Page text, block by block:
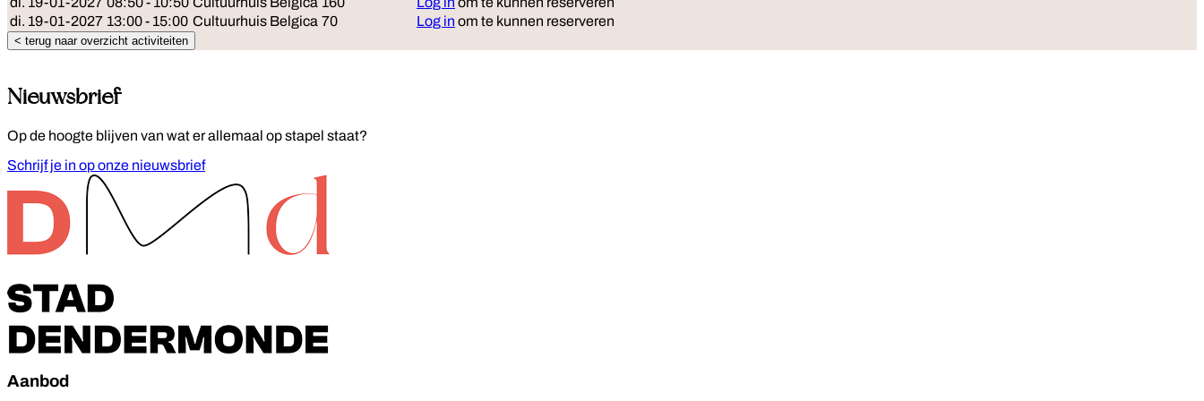
di. 19-01-2027 13:00 - 15:00 Cultuurhuis Belgica 70 Log in om te kunnen reserveren
< terug naar overzicht activiteiten
Nieuwsbrief
Op de hoogte blijven van wat er allemaal op stapel staat?
Schrijf je in op onze nieuwsbrief
Aanbod